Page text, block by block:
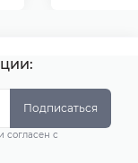
Подписаться
и согласен с